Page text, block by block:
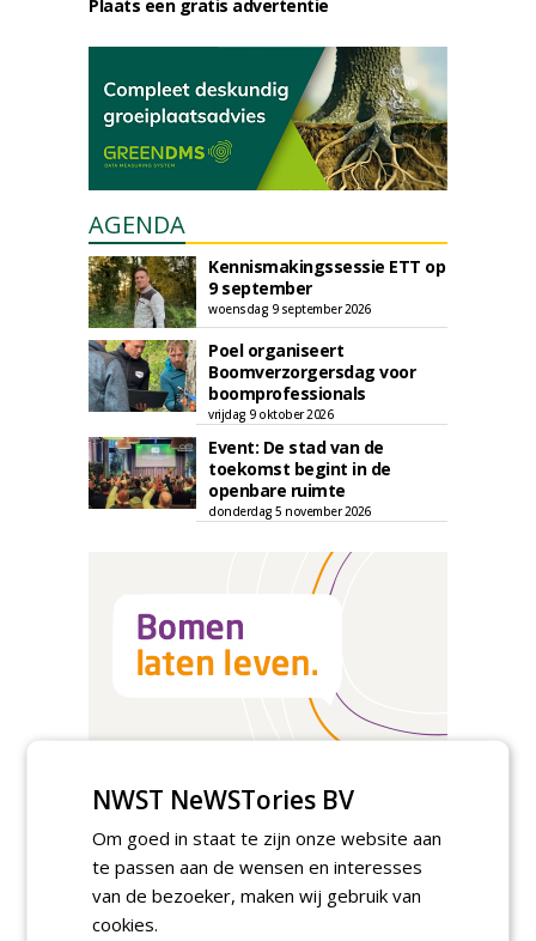
Plaats een gratis advertentie
AGENDA
Kennismakingssessie ETT op
9 september
woensdag 9 september 2026
Poel organiseert
Boomverzorgersdag voor
boomprofessionals
vrijdag 9 oktober 2026
Event: De stad van de
toekomst begint in de
openbare ruimte
donderdag 5 november 2026
TENDERS
Gemeente Tilburg gunt raamovereenkomst
NWST NeWSTories BV
Om goed in staat te zijn onze website aan
te passen aan de wensen en interesses
van de bezoeker, maken wij gebruik van
cookies.